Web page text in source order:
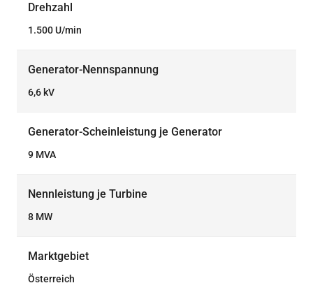
Drehzahl
1.500 U/min
Generator-Nennspannung
6,6 kV
Generator-Scheinleistung je Generator
9 MVA
Nennleistung je Turbine
8 MW
Marktgebiet
Österreich